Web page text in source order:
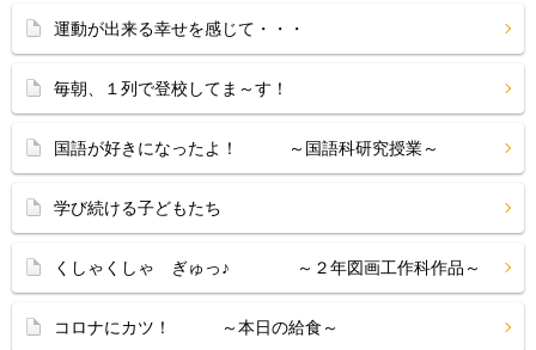
運動が出来る幸せを感じて・・・
毎朝、１列で登校してま～す！
国語が好きになったよ！ ～国語科研究授業～
学び続ける子どもたち
くしゃくしゃ ぎゅっ♪ ～２年図画工作科作品～
コロナにカツ！ ～本日の給食～